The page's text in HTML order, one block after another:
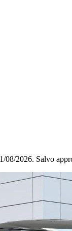
08/2026. Salvo